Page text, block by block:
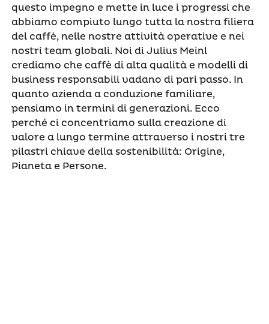
questo impegno e mette in luce i progressi che
abbiamo compiuto lungo tutta la nostra filiera
del caffè, nelle nostre attività operative e nei
nostri team globali. Noi di Julius Meinl
crediamo che caffè di alta qualità e modelli di
business responsabili vadano di pari passo. In
quanto azienda a conduzione familiare,
pensiamo in termini di generazioni. Ecco
perché ci concentriamo sulla creazione di
valore a lungo termine attraverso i nostri tre
pilastri chiave della sostenibilità: Origine,
Pianeta e Persone.